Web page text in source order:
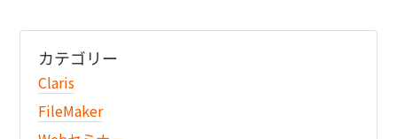
カテゴリー
Claris
FileMaker